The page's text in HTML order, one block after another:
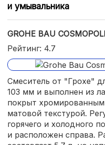
и умывальника
GROHE BAU
Рейтинг: 4.7
Смеситель от "Грохе"
103 мм и выполнен из
покрыт
матовой текстурой.
горячего и холодного
и расположен справа.